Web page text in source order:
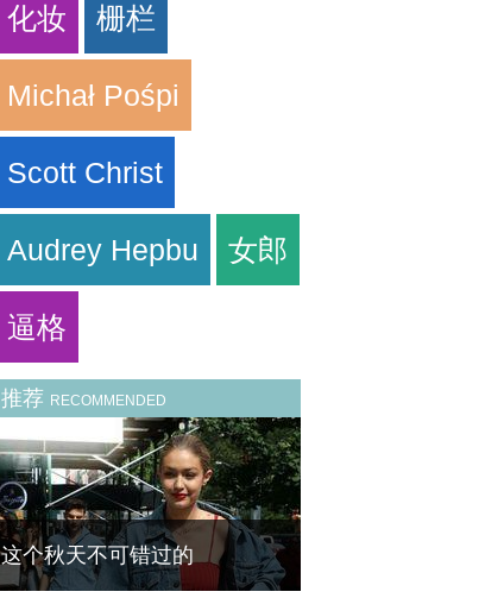
化妆 栅栏
Michał Pośpi
Scott Christ
Audrey Hepbu 女郎
逼格
推荐 RECOMMENDED
这个秋天不可错过的